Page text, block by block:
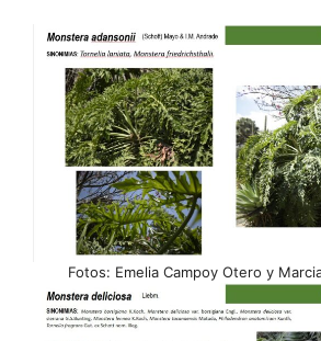
Fotos: Emelia Campoy Otero y